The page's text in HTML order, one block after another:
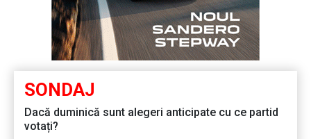
SONDAJ
Dacă duminică sunt alegeri anticipate cu ce partid
votați?